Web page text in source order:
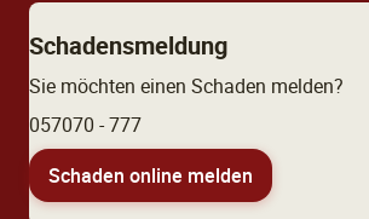
Schadensmeldung
Sie möchten einen Schaden melden?
057070 - 777
Schaden online melden